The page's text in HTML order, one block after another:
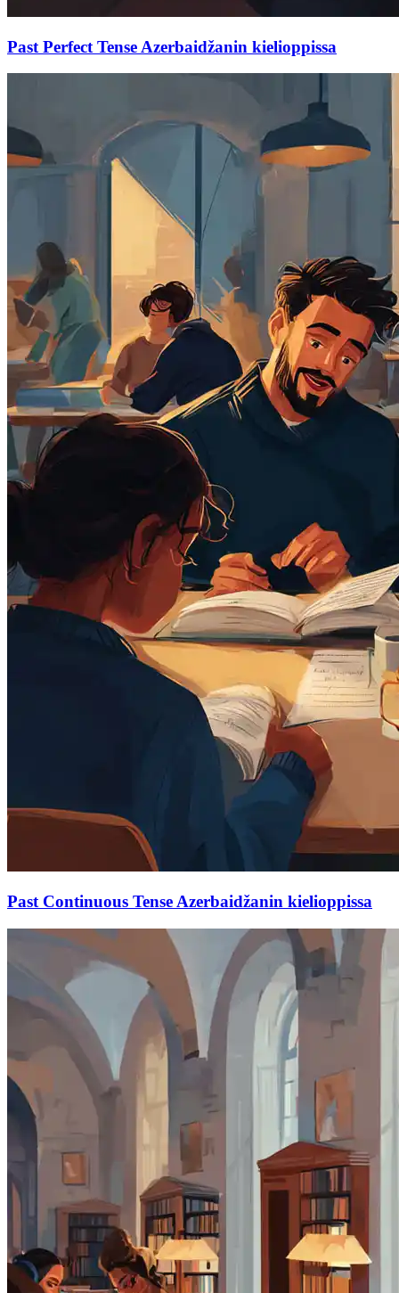
Past Perfect Tense Azerbaidžanin kielioppissa
Past Continuous Tense Azerbaidžanin kielioppissa